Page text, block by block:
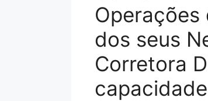
Operações
dos seus
Corretora